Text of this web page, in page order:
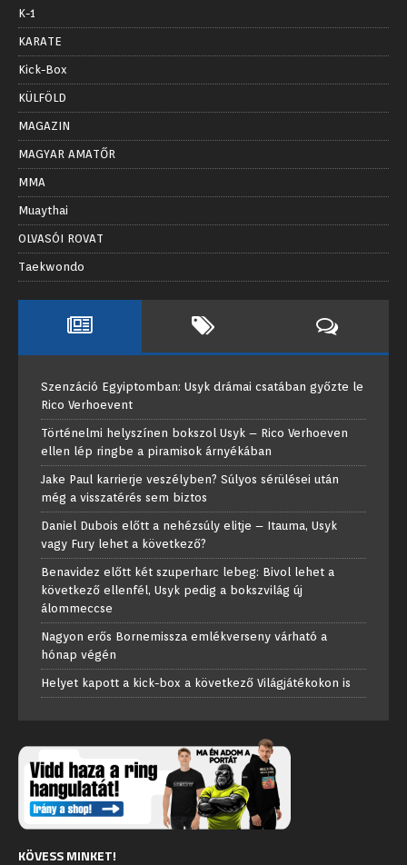
K-1
KARATE
Kick-Box
KÜLFÖLD
MAGAZIN
MAGYAR AMATŐR
MMA
Muaythai
OLVASÓI ROVAT
Taekwondo
Szenzáció Egyiptomban: Usyk drámai csatában győzte le
Rico Verhoevent
Történelmi helyszínen bokszol Usyk – Rico Verhoeven
ellen lép ringbe a piramisok árnyékában
Jake Paul karrierje veszélyben? Súlyos sérülései után
még a visszatérés sem biztos
Daniel Dubois előtt a nehézsúly elitje – Itauma, Usyk
vagy Fury lehet a következő?
Benavidez előtt két szuperharc lebeg: Bivol lehet a
következő ellenfél, Usyk pedig a bokszvilág új
álommeccse
Nagyon erős Bornemissza emlékverseny várható a
hónap végén
Helyet kapott a kick-box a következő Világjátékokon is
KÖVESS MINKET!